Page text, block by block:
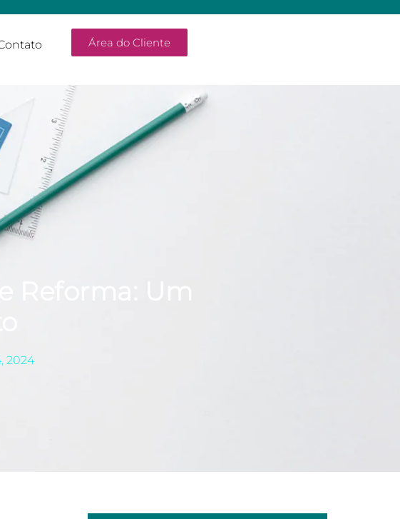
Área do Cliente
Reforma: Um
2024